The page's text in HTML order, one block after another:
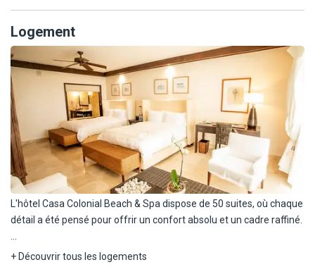
L'hôtel Casa Colonial Beach & Spa, en bord de mer près de Playa
Dorada, bénéficie d'un emplacement calme et accessible. Son
architecture coloniale élégante et sa vue sur l'océan invitent à la
sérénité, tout en étant proche des attractions de Puerto Plata. Un
refuge de luxe dans un cadre naturel exceptionnel.
Logement
L'hôtel Casa Colonial Beach & Spa dispose de 50 suites, où chaque
détail a été pensé pour offrir un confort absolu et un cadre raffiné.
Pendant votre séjour, vous serez logés en Junior Suite Tropical
+ Découvrir tous les logements